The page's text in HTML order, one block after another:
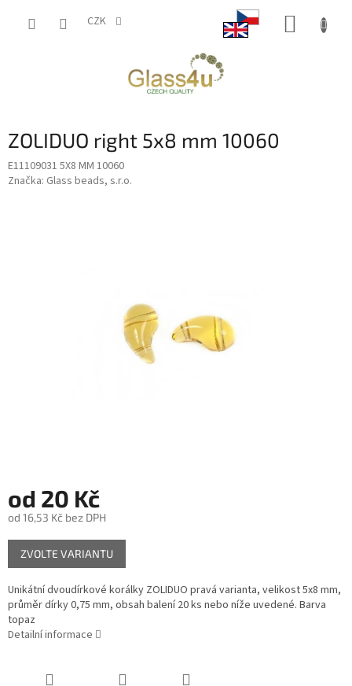
CZK
ZOLIDUO right 5x8 mm 10060
E11109031 5X8 MM 10060
Značka: Glass beads, s.r.o.
od 20 Kč
od 16,53 Kč bez DPH
Měrná
cena:
ZVOLTE VARIANTU
Unikátní dvoudírkové korálky ZOLIDUO pravá varianta, velikost 5x8 mm,
průměr dírky 0,75 mm, obsah balení 20 ks nebo níže uvedené. Barva
topaz
Detailní informace